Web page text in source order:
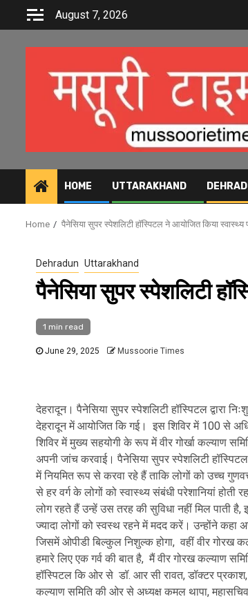
August 7, 2026
HOME UTTARAKHAND
Home पैनेसिया सुपर स्पेशलिटी हॉस्पिटल ने आयोजित किया स्वास्थ्य
Dehradun Uttarakhand
पैनेसिया सुपर स्पेशलिटी
1 min read
June 29, 2025 Mussoorie Times
देहरादून। पैनेसिया सुपर स्पेशलिटी हॉस्पिटल द्वारा
देहरादून में आयोजित कि गई। इस शिविर में 100 से
शिविर में मुख्य सहयोगी के रूप में वीर गोर्खा कल्याण
अपनी जांच करवाई। पैनेसिया सुपर स्पेशलिटी
में नियमित रूप से करवा रहे हैं ताकि लोगों को उच्च
से हर वर्ग के लोगों को स्वास्थ्य संबंधी परेशानियां
लोग रहते हैं उन्हें उस तरह की सुविधा नहीं मिल पाती है,
ज्यादा लोगों को स्वस्थ रहने में मदद करें। उन्होंने कहा
जिसमें ओपीडी बिल्कुल निशुल्क होगा, वहीं वीर गोरख
हमारे लिए एक गर्व की बात है, मैं वीर गोरख कल्याण
हॉस्पिटल कि ओर से डॉ. आर सी रावत, डॉक्टर प्रकाश,
कल्याण समिति की ओर से अध्यक्ष कमल थापा, महासचिव